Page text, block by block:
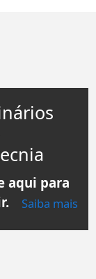
aqui para
Saiba mais